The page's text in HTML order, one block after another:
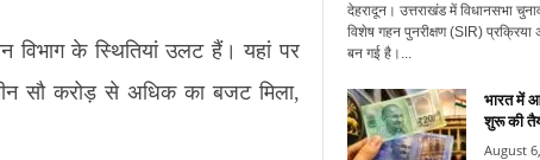
विभाग के स्थितियां उलट हैं। यहां पर
सौ करोड़ से अधिक का बजट मिला,
देहरादून। उत्तराखंड में विधानसभा
विशेष गहन पुनरीक्षण (SIR) प्रक्रिया
बन गई है।...
भारत में
शुरू की
August